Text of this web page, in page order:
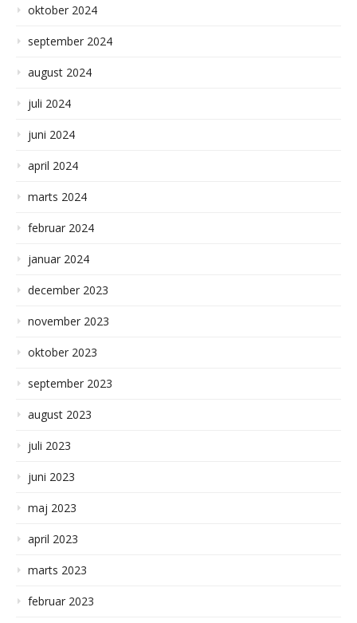
oktober 2024
september 2024
august 2024
juli 2024
juni 2024
april 2024
marts 2024
februar 2024
januar 2024
december 2023
november 2023
oktober 2023
september 2023
august 2023
juli 2023
juni 2023
maj 2023
april 2023
marts 2023
februar 2023